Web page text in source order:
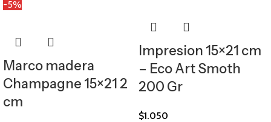
-5%
Marco madera
Champagne 15×21 2
cm
Impresion 15×21 cm
– Eco Art Smoth
200 Gr
$1.050